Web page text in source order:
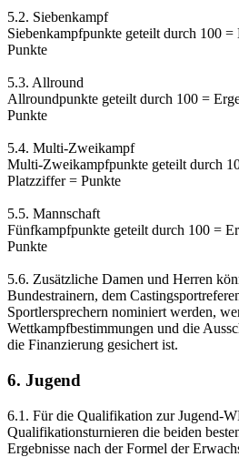
5.2. Siebenkampf
Siebenkampfpunkte geteilt durch 100
Punkte
5.3. Allround
Allroundpunkte geteilt durch 100 =
Punkte
5.4. Multi-Zweikampf
Multi-Zweikampfpunkte geteilt durch
Platzziffer = Punkte
5.5. Mannschaft
Fünfkampfpunkte geteilt durch 100 =
Punkte
5.6. Zusätzliche Damen und Herren
Bundestrainern, dem
Sportlersprechern nominiert werden,
Wettkampfbestimmungen und die
die Finanzierung gesichert ist.
6. Jugend
6.1. Für die Qualifikation zur Jugend-
Qualifikationsturnieren die beiden
Ergebnisse nach der Formel der